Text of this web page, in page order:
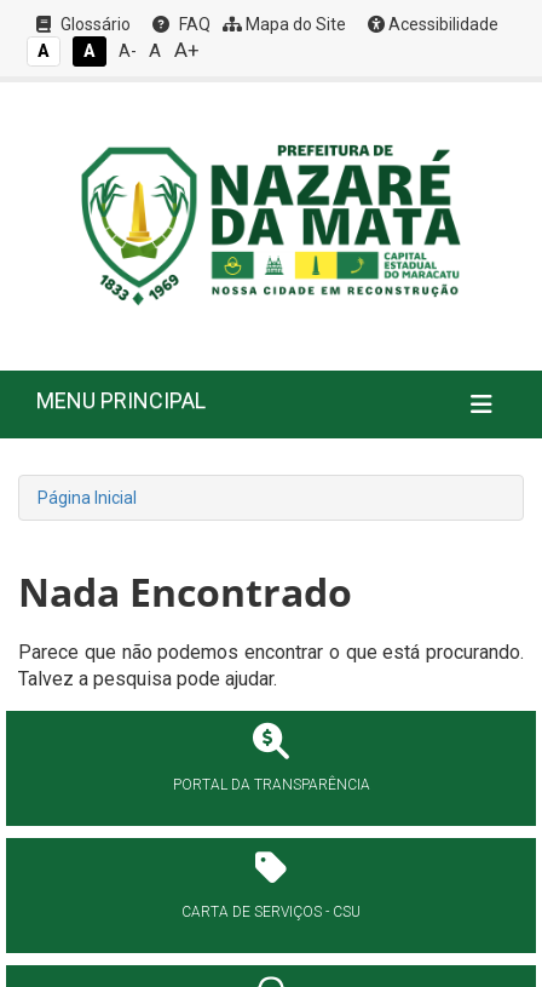
Glossário FAQ Mapa do Site
Acessibilidade
A
A A- A A+
MENU PRINCIPAL
Página Inicial
Nada Encontrado
Parece que não podemos encontrar o que está procurando.
Talvez a pesquisa pode ajudar.
PORTAL DA TRANSPARÊNCIA
CARTA DE SERVIÇOS - CSU